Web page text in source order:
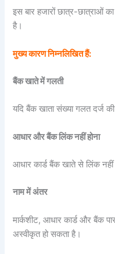
इस बार हजारों छात्र-छात्राओं
है।
मुख्य कारण निम्नलिखित हैं:
बैंक खाते में गलती
यदि बैंक खाता संख्या गलत दर्ज
आधार और बैंक लिंक नहीं होना
आधार कार्ड बैंक खाते से लिंक नहीं
नाम में अंतर
मार्कशीट, आधार कार्ड और बैंक
अस्वीकृत हो सकता है।